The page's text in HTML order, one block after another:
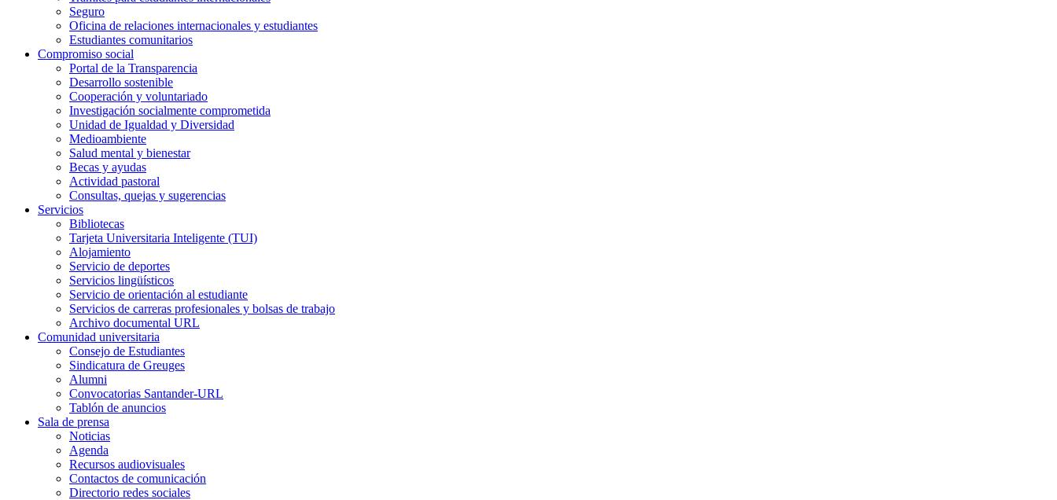
Seguro
Oficina de relaciones internacionales y estudiantes
Estudiantes comunitarios
Compromiso social
Portal de la Transparencia
Desarrollo sostenible
Cooperación y voluntariado
Investigación socialmente comprometida
Unidad de Igualdad y Diversidad
Medioambiente
Salud mental y bienestar
Becas y ayudas
Actividad pastoral
Consultas, quejas y sugerencias
Servicios
Bibliotecas
Tarjeta Universitaria Inteligente (TUI)
Alojamiento
Servicio de deportes
Servicios lingüísticos
Servicio de orientación al estudiante
Servicios de carreras profesionales y bolsas de trabajo
Archivo documental URL
Comunidad universitaria
Consejo de Estudiantes
Sindicatura de Greuges
Alumni
Convocatorias Santander-URL
Tablón de anuncios
Sala de prensa
Noticias
Agenda
Recursos audiovisuales
Contactos de comunicación
Directorio redes sociales